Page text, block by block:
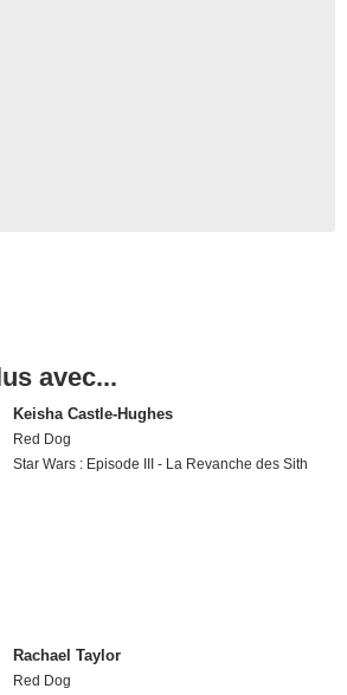
avec...
Keisha Castle-Hughes
Red Dog
Star Wars : Episode III - La Revanche des Sith
Rachael Taylor
Red Dog